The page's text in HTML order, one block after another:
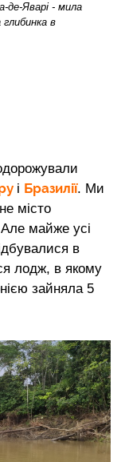
де-Яварі - мила
глибинка в
і Бразилії. Ми
місто
майже усі
в
лодж, в якому
зайняла 5